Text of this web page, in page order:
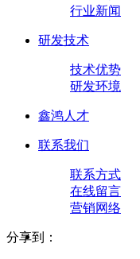
行业新闻
研发技术
技术优势
研发环境
鑫鸿人才
联系我们
联系方式
在线留言
营销网络
分享到：